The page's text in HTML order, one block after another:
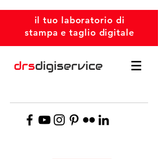
il tuo laboratorio di
stampa e taglio digitale
drsdigiservice